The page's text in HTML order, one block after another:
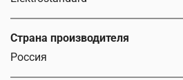
Страна производителя
Россия